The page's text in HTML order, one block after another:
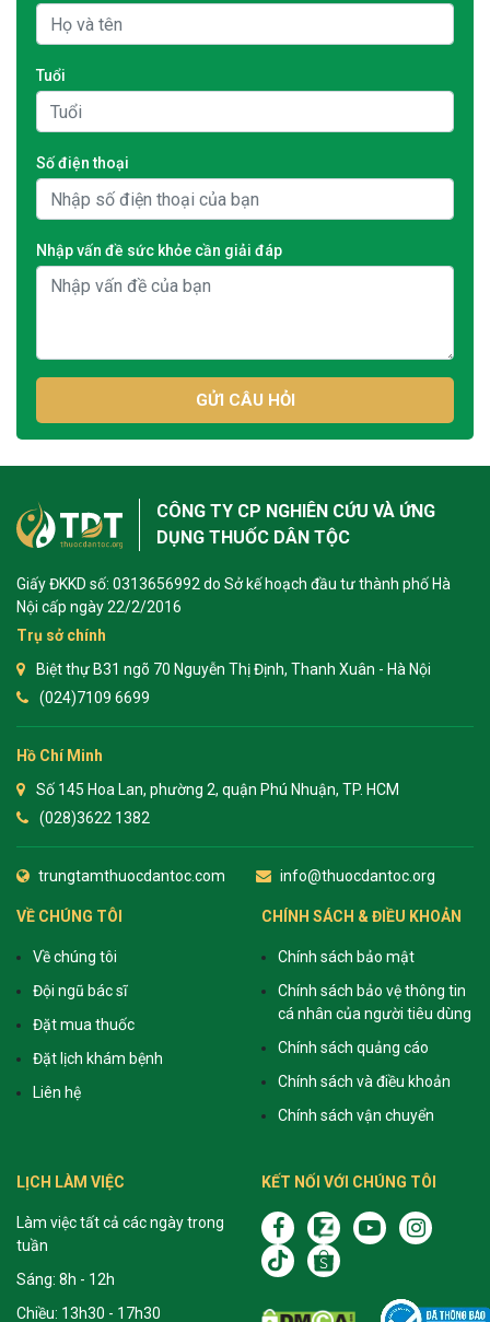
Tuổi
Số điện thoại
Nhập vấn đề sức khỏe cần giải đáp
GỬI CÂU HỎI
CÔNG TY CP NGHIÊN CỨU VÀ ỨNG
DỤNG THUỐC DÂN TỘC
Giấy ĐKKD số: 0313656992 do Sở kế hoạch đầu tư thành phố Hà
Nội cấp ngày 22/2/2016
Trụ sở chính
Biệt thự B31 ngõ 70 Nguyễn Thị Định, Thanh Xuân - Hà Nội
(024)7109 6699
Hồ Chí Minh
Số 145 Hoa Lan, phường 2, quận Phú Nhuận, TP. HCM
(028)3622 1382
trungtamthuocdantoc.com info@thuocdantoc.org
VỀ CHÚNG TÔI
Về chúng tôi
Đội ngũ bác sĩ
Đặt mua thuốc
Đặt lịch khám bệnh
Liên hệ
CHÍNH SÁCH & ĐIỀU KHOẢN
Chính sách bảo mật
Chính sách bảo vệ thông tin
cá nhân của người tiêu dùng
Chính sách quảng cáo
Chính sách và điều khoản
Chính sách vận chuyển
LỊCH LÀM VIỆC
Làm việc tất cả các ngày trong
tuần
Sáng: 8h - 12h
Chiều: 13h30 - 17h30
KẾT NỐI VỚI CHÚNG TÔI